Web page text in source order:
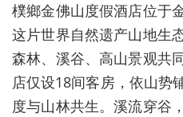
樸鄉金佛山度假酒店位于
这片世界自然遗产山地生
森林、溪谷、高山景观共
店仅设18间客房，依山势
度与山林共生。溪流穿谷